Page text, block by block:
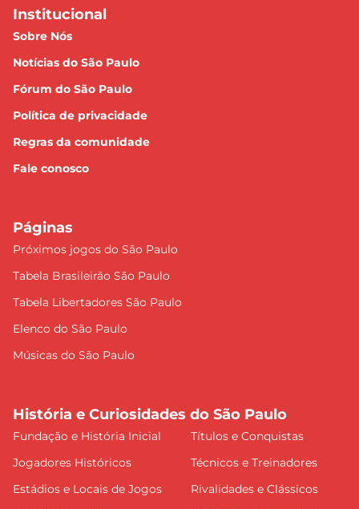
Institucional
Sobre Nós
Notícias do São Paulo
Fórum do São Paulo
Política de privacidade
Regras da comunidade
Fale conosco
Páginas
Próximos jogos do São Paulo
Tabela Brasileirão São Paulo
Tabela Libertadores São Paulo
Elenco do São Paulo
Músicas do São Paulo
História e Curiosidades do São Paulo
Fundação e História Inicial
Títulos e Conquistas
Jogadores Históricos
Técnicos e Treinadores
Estádios e Locais de Jogos
Rivalidades e Clássicos